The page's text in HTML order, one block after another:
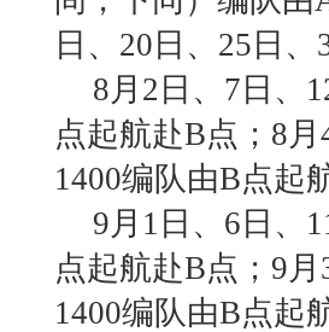
日、 20 日、 25 日、
8月 2 日、 7 日、
点起航赴B点； 8月
1400编队由B点起
9月 1 日、 6 日、
点起航赴B点； 9月
1400编队由B点起